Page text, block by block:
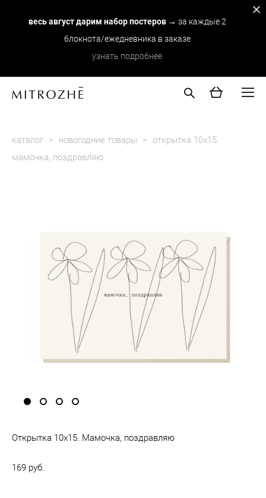
весь август дарим набор постеров→ за каждые 2
блокнота/ежедневника в заказе
узнать подробнее
каталог > новогодние товары > открытка 10х15.
мамочка, поздравляю
Открытка 10х15. Мамочка, поздравляю
169 pуб.